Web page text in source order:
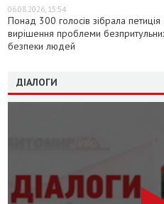
06.08.2026, 15:54
Понад 300 голосів зібрала
вирішення проблеми
безпеки людей
ДІАЛОГИ